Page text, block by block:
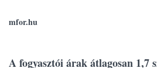
mfor.hu
A fogyasztói árak átlagosan 1,7